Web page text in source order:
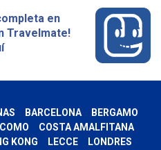
en
Travelmate!
BARCELONA
BERGAMO
COMO
COSTA AMALFITANA
KONG LECCE LONDRES